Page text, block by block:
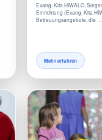
Evang. Kita HIWALO,
Einrichtung (Evang. Kita
Betreuungsangebote, die …
Mehr erfahren